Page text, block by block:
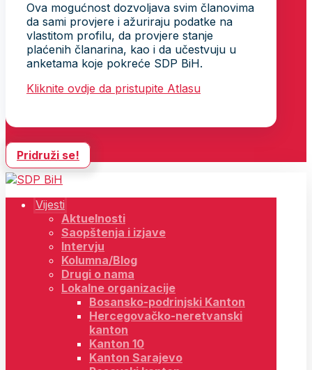
Ova mogućnost dozvoljava svim članovima
da sami provjere i ažuriraju podatke na
vlastitom profilu, da provjere stanje
plaćenih članarina, kao i da učestvuju u
anketama koje pokreće SDP BiH.
Kliknite ovdje da pristupite Atlasu
Pridruži se!
Vijesti
Aktuelnosti
Saopštenja i izjave
Intervju
Kolumna/Blog
Drugi o nama
Lokalne organizacije
Bosansko-podrinjski Kanton
Hercegovačko-neretvanski
kanton
Kanton 10
Kanton Sarajevo